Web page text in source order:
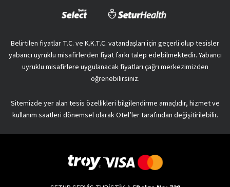
Belirtilen fiyatlar T.C. ve K.K.T.C. vatandaşları için geçerli olup tesisler
yabancı uyruklu misafirlerden fiyat farkı talep edebilmektedir. Yabancı
uyruklu misafirlere uygulanacak fiyatları çağrı merkezimizden
öğrenebilirsiniz.
Sitemizde yer alan tesis özellikleri bilgilendirme amaçlıdır, hizmet ve
kullanım saatleri dönemsel olarak Otel’ler tarafından değişitirilebilir.